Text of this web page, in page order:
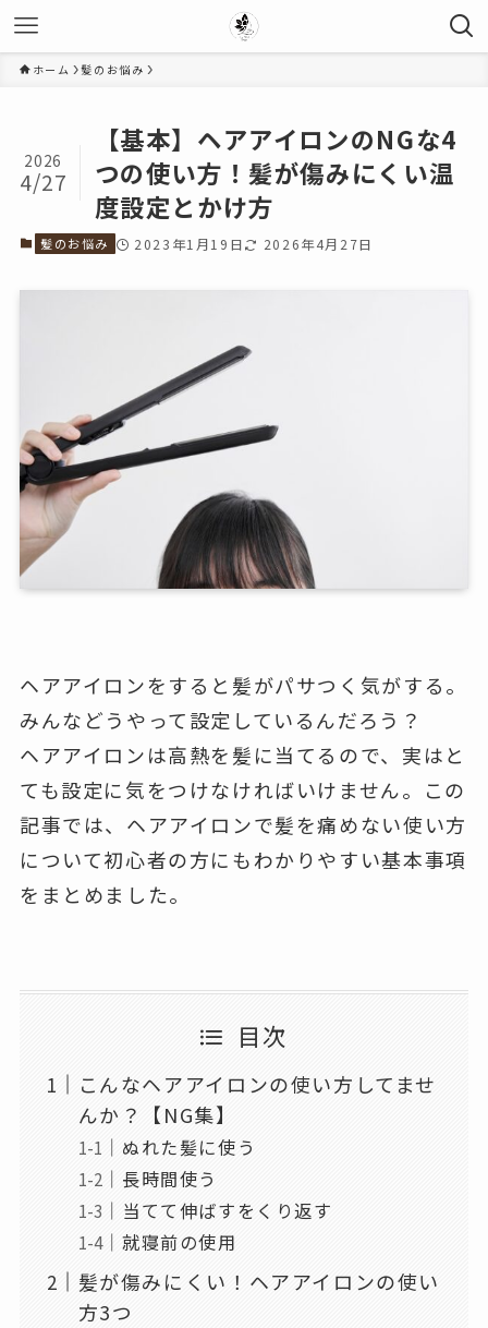
ホーム 髪のお悩み
【基本】ヘアアイロンのNGな4
つの使い方！髪が傷みにくい温
度設定とかけ方
2026
4/27
髪のお悩み 2023年1月19日 2026年4月27日
ヘアアイロンをすると髪がパサつく気がする。
みんなどうやって設定しているんだろう？
ヘアアイロンは高熱を髪に当てるので、実はと
ても設定に気をつけなければいけません。この
記事では、ヘアアイロンで髪を痛めない使い方
について初心者の方にもわかりやすい基本事項
をまとめました。
目次
こんなヘアアイロンの使い方してませ
んか？【NG集】
ぬれた髪に使う
長時間使う
当てて伸ばすをくり返す
就寝前の使用
髪が傷みにくい！ヘアアイロンの使い
方3つ